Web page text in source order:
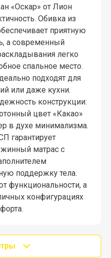
«Оскар» от Лион
Обивка из
приятную
а современный
легко
спальное место.
подходят для
или даже кухни.
конструкции:
цвет «Какао»
в духе минимализма.
гарантирует
матрас с
поддержку тела.
функциональности, а
конфигурациях